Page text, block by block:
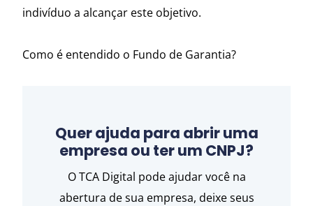
indivíduo a alcançar este objetivo.
Como é entendido o Fundo de Garantia?
Quer ajuda para abrir uma
empresa ou ter um CNPJ?
O TCA Digital pode ajudar você na
abertura de sua empresa, deixe seus